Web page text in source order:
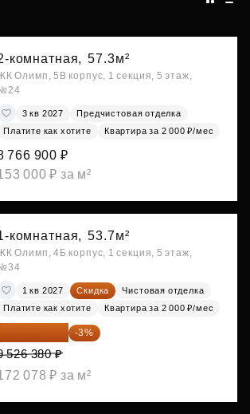
комнатная, 57.3м²
Олимп, 5В корпус, 1 секция, 5 этаж,
3 кв 2027
Предчистовая отделка
Платите как хотите
Квартира за 2 000 ₽/мес
766 900 ₽
000 ₽ за м²
комнатная, 53.7м²
Олимп, 4Б корпус, 1 секция, 5 этаж,
1 кв 2027 Скидка
Чистовая отделка
Платите как хотите
Квартира за 2 000 ₽/мес
-3%
526 380 ₽
078 ₽ за м²